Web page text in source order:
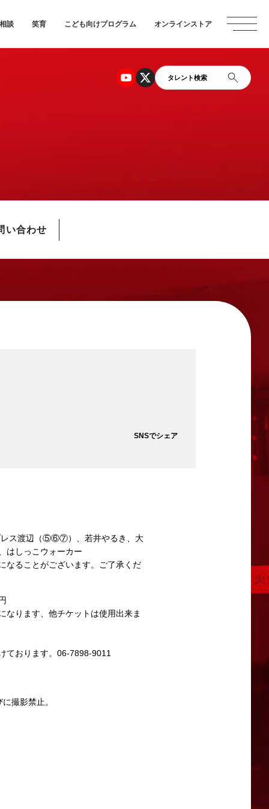
談 笑育 こども向けプログラム オンラインストア
タレント検索
い合わせ
SNSでシェア
ス渡辺（⑤⑥⑦）、若井やるき、大
はしっこウォーカー
なることがございます。ご了承くだ
なります、他チケットは使用出来ま
ております。06-7898-9011
撮影禁止。